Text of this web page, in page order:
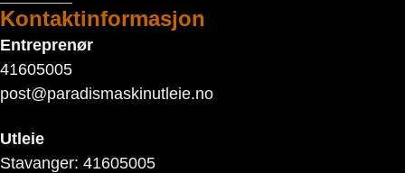
Kontaktinformasjon
Entreprenør
41605005
post@paradismaskinutleie.no
Utleie
Stavanger: 41605005